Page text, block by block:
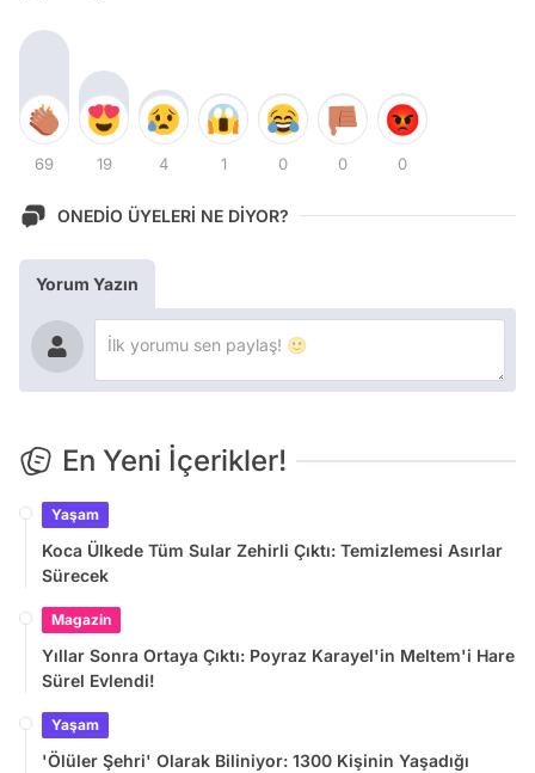
69 19 4 1 0 0 0
ONEDİO ÜYELERİ NE DİYOR?
Yorum Yazın
En Yeni İçerikler!
Yaşam
Koca Ülkede Tüm Sular Zehirli Çıktı: Temizlemesi Asırlar
Sürecek
Magazin
Yıllar Sonra Ortaya Çıktı: Poyraz Karayel'in Meltem'i Hare
Sürel Evlendi!
Yaşam
'Ölüler Şehri' Olarak Biliniyor: 1300 Kişinin Yaşadığı